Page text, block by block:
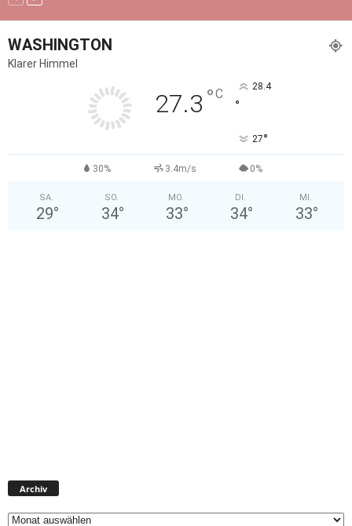
WASHINGTON
Klarer Himmel
27.3 °C 28.4
°
27°
30% 3.4m/s 0%
SA.
29°
SO.
34°
MO.
33°
DI.
34°
MI.
33°
Archiv
h